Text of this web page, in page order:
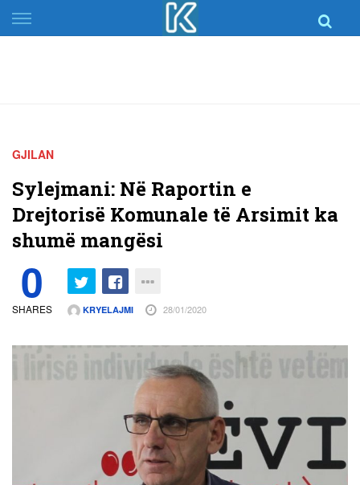
Skip
to
GJILAN
Sylejmani: Në Raportin e
Drejtorisë Komunale të Arsimit ka
shumë mangësi
0
SHARES KRYELAJMI 28/01/2020